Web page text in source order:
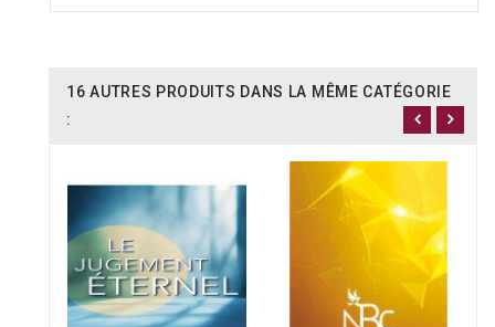
16 AUTRES PRODUITS DANS LA MÊME CATÉGORIE
: